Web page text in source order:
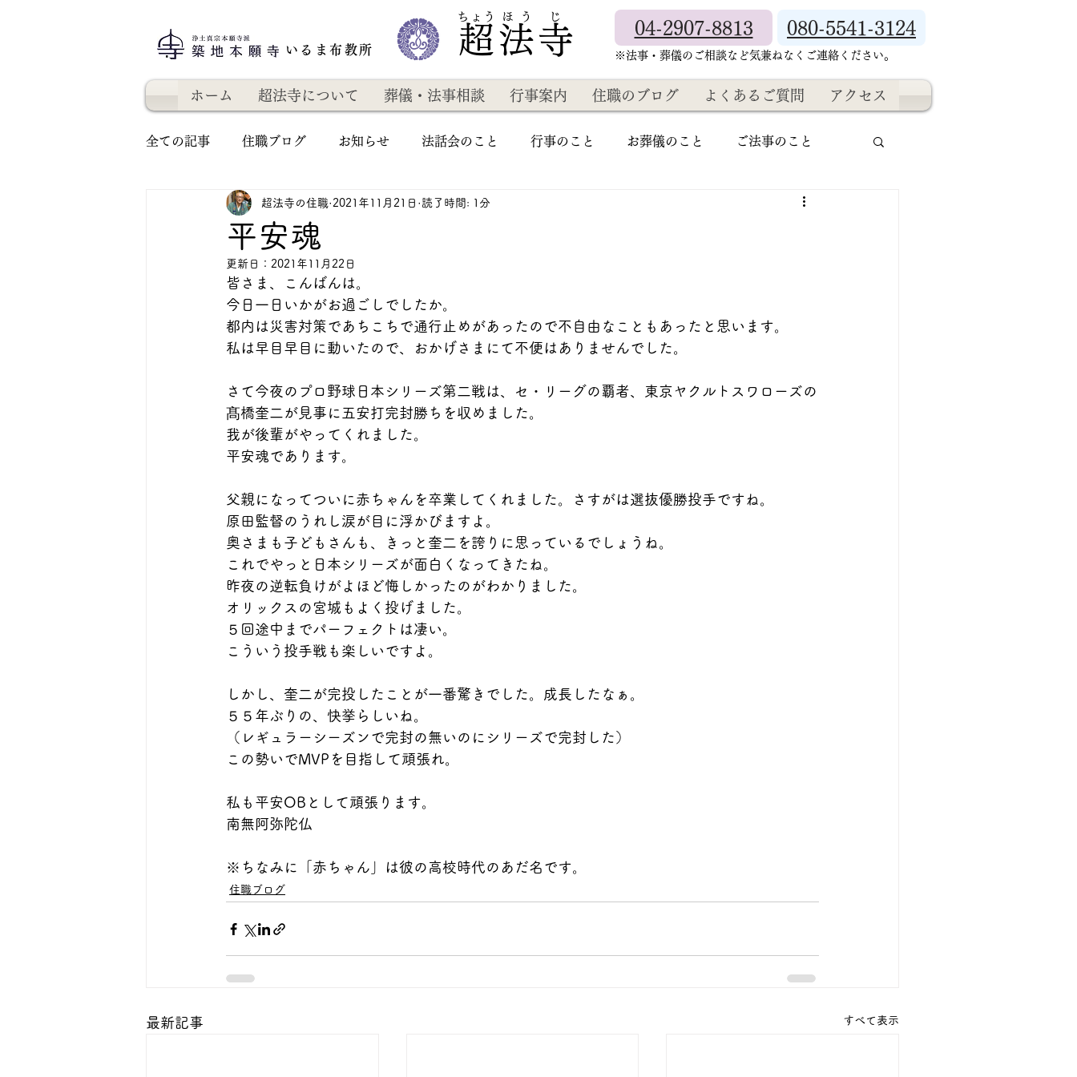
いるま布教所 超法寺
​ちょう ほ う じ
04-2907-8813 080-5541-3124
​※法事・葬儀のご相談など気兼ねなくご連絡ください。
ホーム 超法寺について 葬儀・法事相談 行事案内 住職のブログ よくあるご質問 アクセス
全ての記事 住職ブログ お知らせ 法話会のこと 行事のこと お葬儀のこと ご法事のこと
平安魂
超法寺の住職 2021年11月21日 読了時間: 1分
更新日： 2021年11月22日
皆さま、こんばんは。
今日一日いかがお過ごしでしたか。
都内は災害対策であちこちで通行止めがあったので不自由なこともあったと思います。
私は早目早目に動いたので、おかげさまにて不便はありませんでした。
さて今夜のプロ野球日本シリーズ第二戦は、セ・リーグの覇者、東京ヤクルトスワローズの
髙橋奎二が見事に五安打完封勝ちを収めました。
我が後輩がやってくれました。
平安魂であります。
父親になってついに赤ちゃんを卒業してくれました。さすがは選抜優勝投手ですね。
原田監督のうれし涙が目に浮かびますよ。
奥さまも子どもさんも、きっと奎二を誇りに思っているでしょうね。
これでやっと日本シリーズが面白くなってきたね。
昨夜の逆転負けがよほど悔しかったのがわかりました。
オリックスの宮城もよく投げました。
５回途中までパーフェクトは凄い。
こういう投手戦も楽しいですよ。
しかし、奎二が完投したことが一番驚きでした。成長したなぁ。
５５年ぶりの、快挙らしいね。
（レギュラーシーズンで完封の無いのにシリーズで完封した）
この勢いでMVPを目指して頑張れ。
私も平安OBとして頑張ります。
南無阿弥陀仏
※ちなみに「赤ちゃん」は彼の高校時代のあだ名です。
住職ブログ
最新記事 すべて表示